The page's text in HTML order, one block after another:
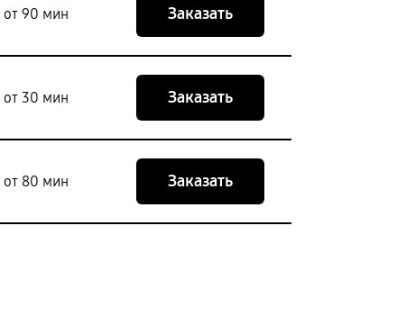
от 90 мин Заказать
от 30 мин Заказать
от 80 мин Заказать